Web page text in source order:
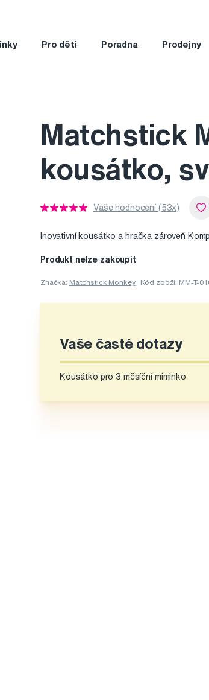
Pro děti Poradna Prodejny
Matchstick
kousátko,
Vaše hodnocení (53x)
Inovativní kousátko a hračka zároveň
Produkt nelze zakoupit
Značka: Matchstick Monkey Kód zboží: MM-T-
Vaše časté dotazy
Kousátko pro 3 měsíční miminko